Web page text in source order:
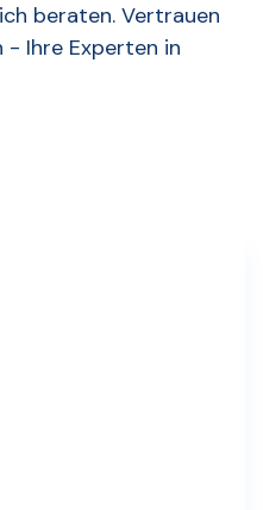
beraten. Vertrauen
- Ihre Experten in